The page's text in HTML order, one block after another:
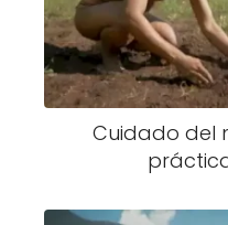
Cuidado del